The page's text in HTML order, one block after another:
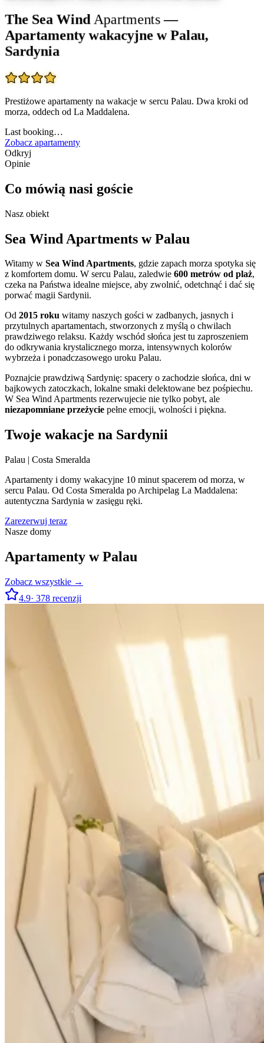
The Sea Wind Apartments—
Apartamenty wakacyjne w Palau,
Sardynia
Prestiżowe apartamenty na wakacje w sercu Palau. Dwa kroki od
morza, oddech od La Maddalena.
Last booking…
Zobacz apartamenty
Odkryj
Opinie
Co mówią nasi goście
Nasz obiekt
Sea Wind Apartments w Palau
Witamy w Sea Wind Apartments, gdzie zapach morza spotyka się
z komfortem domu. W sercu Palau, zaledwie 600 metrów od plaż,
czeka na Państwa idealne miejsce, aby zwolnić, odetchnąć i dać się
porwać magii Sardynii.
Od 2015 roku witamy naszych gości w zadbanych, jasnych i
przytulnych apartamentach, stworzonych z myślą o chwilach
prawdziwego relaksu. Każdy wschód słońca jest tu zaproszeniem
do odkrywania krystalicznego morza, intensywnych kolorów
wybrzeża i ponadczasowego uroku Palau.
Poznajcie prawdziwą Sardynię: spacery o zachodzie słońca, dni w
bajkowych zatoczkach, lokalne smaki delektowane bez pośpiechu.
W Sea Wind Apartments rezerwujecie nie tylko pobyt, ale
niezapomniane przeżycie pełne emocji, wolności i piękna.
Twoje wakacje na Sardynii
Palau | Costa Smeralda
Apartamenty i domy wakacyjne 10 minut spacerem od morza, w
sercu Palau. Od Costa Smeralda po Archipelag La Maddalena:
autentyczna Sardynia w zasięgu ręki.
Zarezerwuj teraz
Nasze domy
Apartamenty w Palau
Zobacz wszystkie →
4.9· 378 recenzji